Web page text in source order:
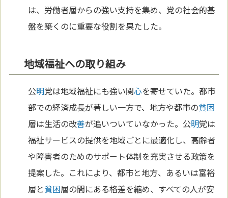
は、労働者層からの強い支持を集め、党の社会的基
盤を築くのに重要な役割を果たした。
地域福祉への取り組み
公明党は地域福祉にも強い関心を寄せていた。都市
部での経済成長が著しい一方で、地方や都市の貧困
層は生活の改善が追いついていなかった。公明党は
福祉サービスの提供を地域ごとに最適化し、高齢者
や障害者のためのサポート体制を充実させる政策を
提案した。これにより、都市と地方、あるいは富裕
層と貧困層の間にある格差を縮め、すべての人が安